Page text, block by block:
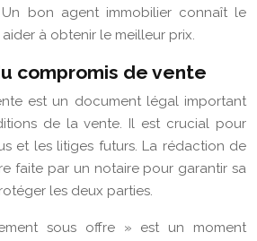
bon agent immobilier connaît le
à obtenir le meilleur prix.
compromis de vente
est un document légal important
de la vente. Il est crucial pour
et les litiges futurs. La rédaction de
faite par un notaire pour garantir sa
les deux parties.
sous offre » est un moment